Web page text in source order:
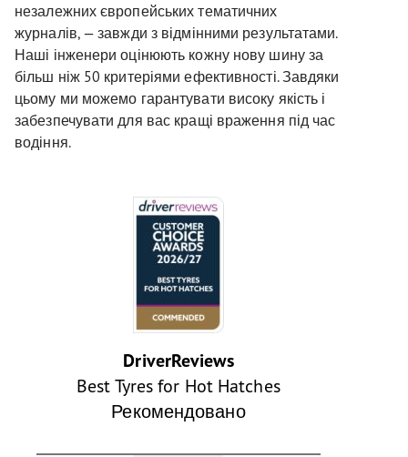
незалежних європейських тематичних
журналів, — завжди з відмінними результатами.
Наші інженери оцінюють кожну нову шину за
більш ніж 50 критеріями ефективності. Завдяки
цьому ми можемо гарантувати високу якість і
забезпечувати для вас кращі враження під час
водіння.
DriverReviews
Best Tyres for Hot Hatches
Рекомендовано